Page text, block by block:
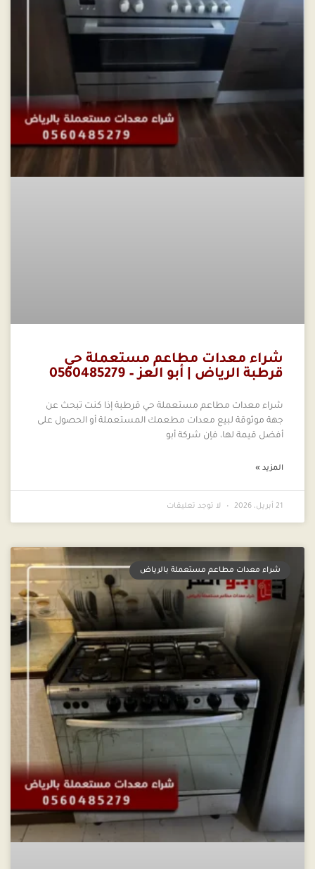
شراء معدات مطاعم مستعملة حي
قرطبة الرياض | أبو العز – 0560485279
شراء معدات مطاعم مستعملة حي قرطبة إذا كنت تبحث عن
جهة موثوقة لبيع معدات مطعمك المستعملة أو الحصول على
أفضل قيمة لها، فإن شركة أبو
المزيد »
21 أبريل، 2026 لا توجد تعليقات
شراء معدات مطاعم مستعملة بالرياض